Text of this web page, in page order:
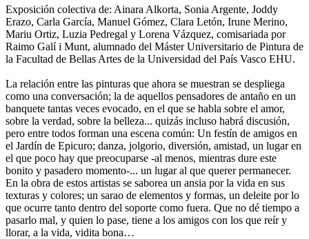
Exposición colectiva de: Ainara Alkorta, Sonia Argente, Joddy
Erazo, Carla García, Manuel Gómez, Clara Letón, Irune Merino,
Mariu Ortiz, Luzia Pedregal y Lorena Vázquez, comisariada por
Raimo Galí i Munt, alumnado del Máster Universitario de Pintura de
la Facultad de Bellas Artes de la Universidad del País Vasco EHU.
La relación entre las pinturas que ahora se muestran se despliega
como una conversación; la de aquellos pensadores de antaño en un
banquete tantas veces evocado, en el que se habla sobre el amor,
sobre la verdad, sobre la belleza... quizás incluso habrá discusión,
pero entre todos forman una escena común: Un festín de amigos en
el Jardín de Epicuro; danza, jolgorio, diversión, amistad, un lugar en
el que poco hay que preocuparse -al menos, mientras dure este
bonito y pasadero momento-... un lugar al que querer permanecer.
En la obra de estos artistas se saborea un ansia por la vida en sus
texturas y colores; un sarao de elementos y formas, un deleite por lo
que ocurre tanto dentro del soporte como fuera. Que no dé tiempo a
pasarlo mal, y quien lo pase, tiene a los amigos con los que reír y
llorar, a la vida, vidita bona…